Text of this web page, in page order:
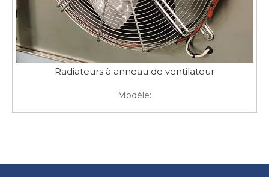
Radiateurs à anneau de ventilateur
Modèle: